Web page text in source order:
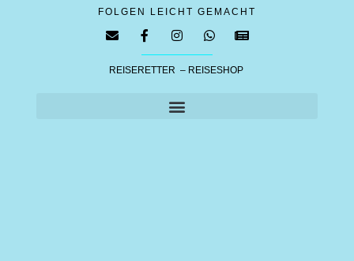
FOLGEN LEICHT GEMACHT
REISERETTER – REISESHOP